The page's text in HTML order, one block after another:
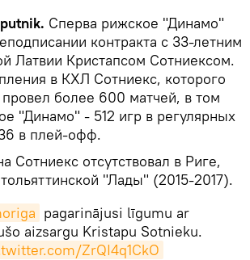
Сперва рижское "Динамо"
контракта с 33-летним
Латвии Кристапсом Сотниексом.
в КХЛ Сотниекс, которого
более 600 матчей, в том
"Динамо" - 512 игр в регулярных
в плей-офф.
Сотниекс отсутствовал в Риге,
"Лады" (2015-2017).
pagarinājusi līgumu ar
aizsargu Kristapu Sotnieku.
ZrQI4q1CkO